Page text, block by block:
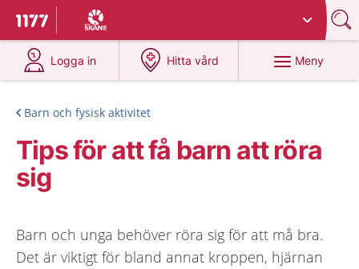
Till startsidan för 1177
Du har valt region
Logga in
på 1177.se
Hitta vård
på 1177.se
Meny
Barn och fysisk aktivitet
Tips för att få barn att röra
sig
Barn och unga behöver röra sig för att må bra.
Det är viktigt för bland annat kroppen, hjärnan